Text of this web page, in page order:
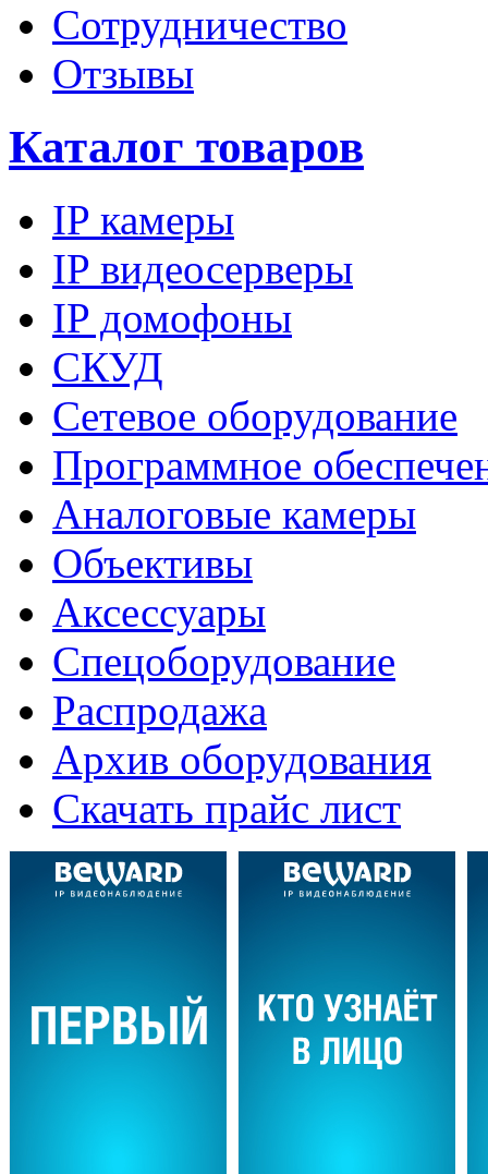
Сотрудничество
Отзывы
Каталог товаров
IP камеры
IP видеосерверы
IP домофоны
СКУД
Сетевое оборудование
Программное
Аналоговые камеры
Объективы
Аксессуары
Спецоборудование
Распродажа
Архив оборудования
Скачать прайс лист